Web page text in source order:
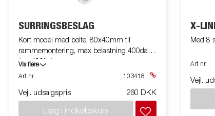
SURRINGSBESLAG
Kort model med bolte, 80x40mm til
rammemontering, max belastning 400daN
(ca. 400kg)
Vis flere
Art nr
103418
Vejl. udsalgspris 260 DKK
Læg i indkøbskurv
X-
Med 8
Art nr
Vejl.